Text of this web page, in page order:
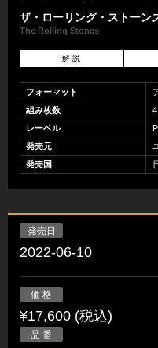
ザ・ローリング・ストーン
The Rolling Stones
解 説
フォーマット
組み枚数
4
レーベル
発売元
発売国
発売日
2022-06-10
価 格
¥17,600 (税込)
品 番